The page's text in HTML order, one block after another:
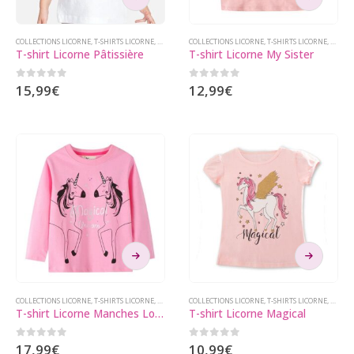
produit
plusieurs
variations.
choisies
sur
la
page
du
produit
COLLECTIONS LICORNE,T-SHIRTS LICORNE, T-SHIRTS LICORNE ENFANT,VÊTEMENTS LICORNE
T-shirt Licorne Pâtissière
0 sur 5
15,99€
produit
plusieurs
variations.
sur
produit
COLLECTIONS LICORNE,T-SHIRTS LICORNE, T-
T-shirt Licorne My Sister
0 sur 5
12,99€
Ce
produit
plusieurs
variations.
COLLECTIONS LICORNE,T-SHIRTS LICORNE, T-SHIRTS LICORNE ENFANT,VÊTEMENTS LICORNE
T-shirt Licorne Manches Longues Migical
0 sur 5
17,99€
Ce
produit
plusieurs
variations.
COLLECTIONS LICORNE,T-SHIRTS LICORNE, T-
T-shirt Licorne Magical
0 sur 5
10,99€